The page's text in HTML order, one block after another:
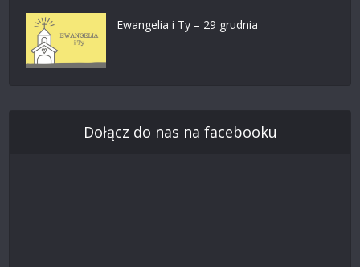
Ewangelia i Ty – 29 grudnia
Dołącz do nas na facebooku